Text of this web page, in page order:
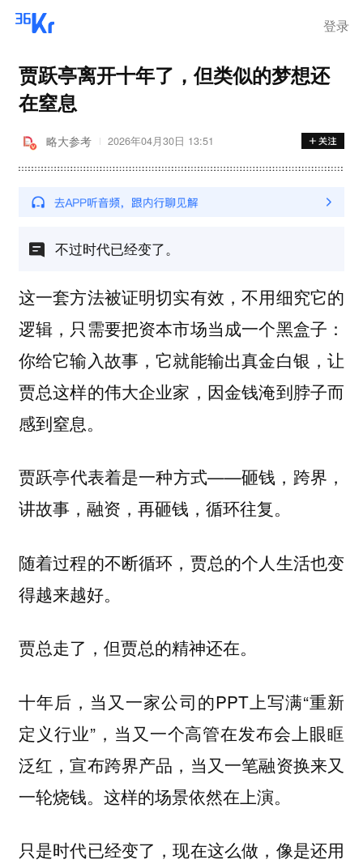
登录
贾跃亭离开十年了，但类似的梦想还
在窒息
略大参考 2026年04月30日 13:51
不过时代已经变了。
这一套方法被证明切实有效，不用细究它的
逻辑，只需要把资本市场当成一个黑盒子：
你给它输入故事，它就能输出真金白银，让
贾总这样的伟大企业家，因金钱淹到脖子而
感到窒息。
贾跃亭代表着是一种方式——砸钱，跨界，
讲故事，融资，再砸钱，循环往复。
随着过程的不断循环，贾总的个人生活也变
得越来越好。
贾总走了，但贾总的精神还在。
十年后，当又一家公司的PPT上写满“重新
定义行业”，当又一个高管在发布会上眼眶
泛红，宣布跨界产品，当又一笔融资换来又
一轮烧钱。这样的场景依然在上演。
只是时代已经变了，现在这么做，像是还用